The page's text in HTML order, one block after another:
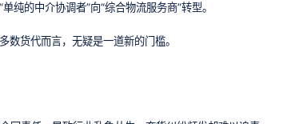
的中介协调者”向“综合物流服务商”转型。
货代而言，无疑是一道新的门槛。